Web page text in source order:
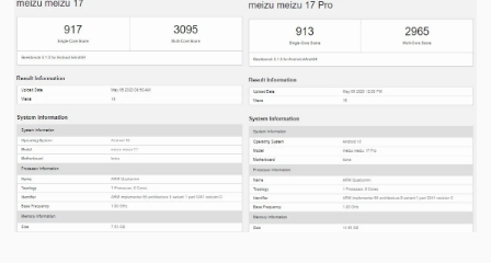
评
测
视
频
科